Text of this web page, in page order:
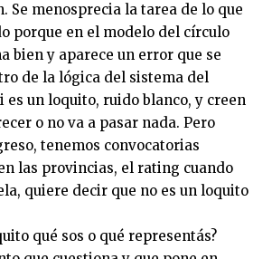
Se menosprecia la tarea de lo que
porque en el modelo del círculo
bien y aparece un error que se
de la lógica del sistema del
es un loquito, ruido blanco, y creen
o no va a pasar nada. Pero
tenemos convocatorias
las provincias, el rating cuando
quiere decir que no es un loquito
qué sos o qué representás?